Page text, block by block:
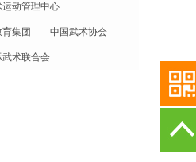
运动管理中心
集团 中国武术协会
武术联合会